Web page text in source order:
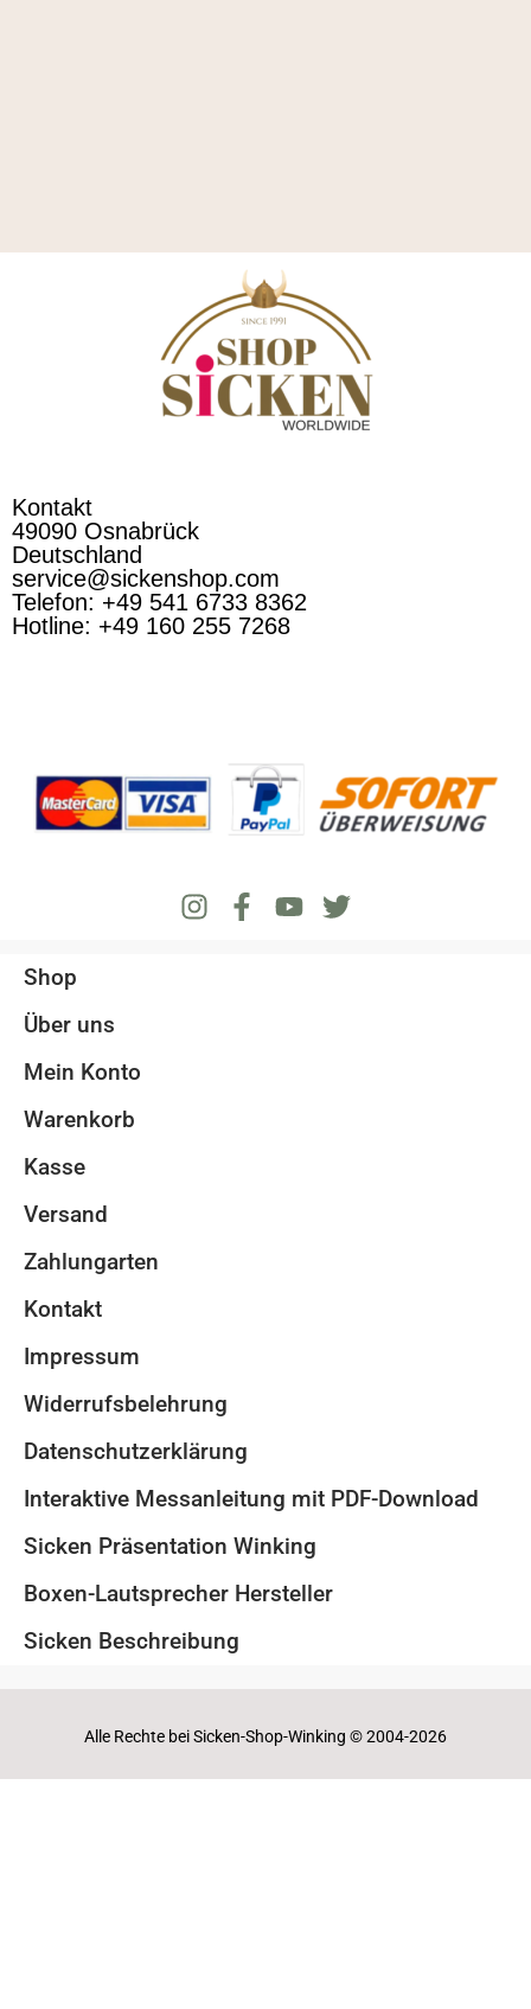
Kontakt
49090 Osnabrück
Deutschland
service@sickenshop.com
Telefon: +49 541 6733 8362
Hotline: +49 160 255 7268
Shop
Über uns
Mein Konto
Warenkorb
Kasse
Versand
Zahlungarten
Kontakt
Impressum
Widerrufsbelehrung
Datenschutzerklärung
Interaktive Messanleitung mit PDF-Download
Sicken Präsentation Winking
Boxen-Lautsprecher Hersteller
Sicken Beschreibung
Alle Rechte bei Sicken-Shop-Winking © 2004-2026